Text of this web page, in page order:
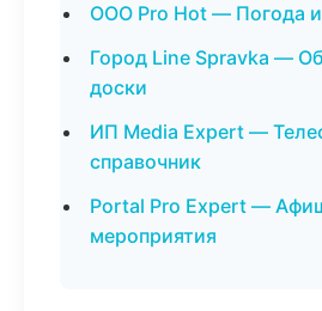
ООО Pro Hot — Погода
Город Line Spravka —
доски
ИП Media Expert —
справочник
Portal Pro Expert —
мероприятия